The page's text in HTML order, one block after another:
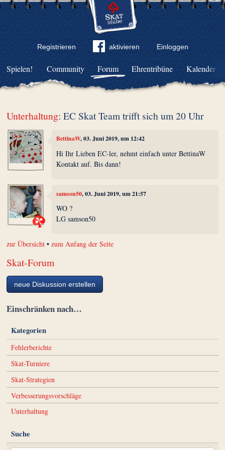
Registrieren aktivieren Einloggen
Community Forum Ehrentribüne Kalender
Spielen!
Unterhaltung: EC Skat Team trifft sich um 20 Uhr
BettinaW, 03. Juni 2019, um 12:42
Hi Ihr Lieben EC-ler, nehmt einfach unter BettinaW
Kontakt auf. Bis dann!
samson50, 03. Juni 2019, um 21:57
WO ?
LG samson50
zur Übersicht •zum Anfang der Seite
Skat-Forum
neue Diskussion erstellen
Einschränken nach…
Kategorien
Fehlerberichte
Skat-Turniere
Skat-Strategien
Verbesserungsvorschläge
Unterhaltung
Suche